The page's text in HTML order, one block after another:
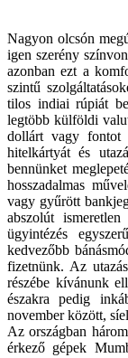
Nagyon olcsón
igen szerény
azonban ezt a
szintű
tilos indiai rúpiát
legtöbb külföldi
dollárt vagy fontot
hitelkártyát és
bennünket
hosszadalmas
vagy gyűrött
abszolút
ügyintézés
kedvezőbb
fizetnünk. Az
részébe kívánunk
északra pedig
november között,
Az országban
érkező gépek